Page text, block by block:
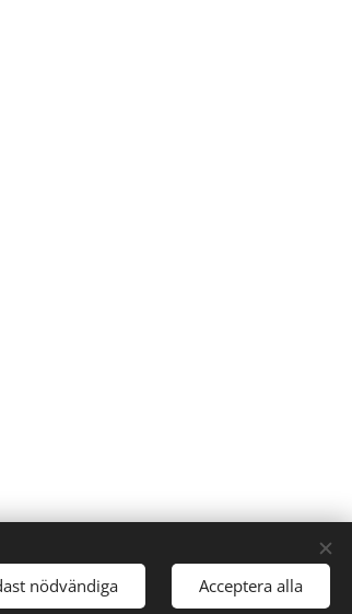
nödvändiga Acceptera alla